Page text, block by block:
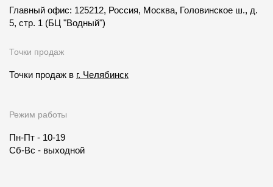
Главный офис: 125212, Россия, Москва, Головинское ш., д.
5, стр. 1 (БЦ "Водный")
Точки продаж
Точки продаж в г. Челябинск
Режим работы
Пн-Пт - 10-19
Сб-Вс - выходной